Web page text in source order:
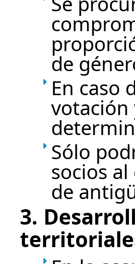
de
En caso
votación
Sólo
socios
de
3.